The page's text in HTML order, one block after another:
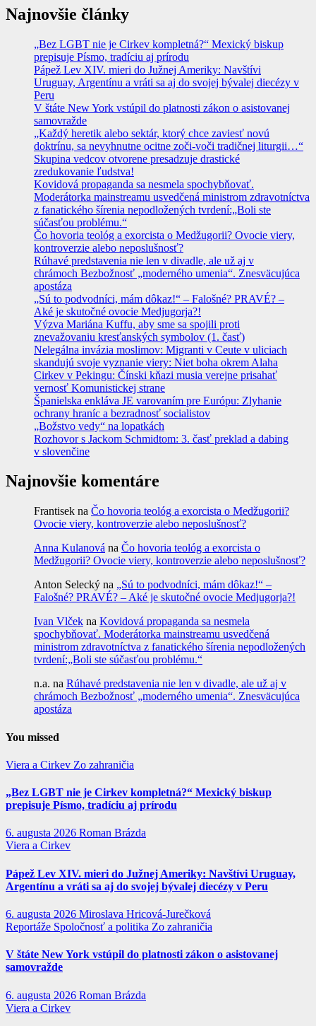
Najnovšie články
„Bez LGBT nie je Cirkev kompletná?“ Mexický biskup
prepisuje Písmo, tradíciu aj prírodu
Pápež Lev XIV. mieri do Južnej Ameriky: Navštívi
Uruguay, Argentínu a vráti sa aj do svojej bývalej diecézy v
Peru
V štáte New York vstúpil do platnosti zákon o asistovanej
samovražde
„Každý heretik alebo sektár, ktorý chce zaviesť novú
doktrínu, sa nevyhnutne ocitne zoči-voči tradičnej liturgii…“
Skupina vedcov otvorene presadzuje drastické
zredukovanie ľudstva!
Kovidová propaganda sa nesmela spochybňovať.
Moderátorka mainstreamu usvedčená ministrom zdravotníctva
z fanatického šírenia nepodložených tvrdení:„Boli ste
súčasťou problému.“
Čo hovoria teológ a exorcista o Medžugorii? Ovocie viery,
kontroverzie alebo neposlušnosť?
Rúhavé predstavenia nie len v divadle, ale už aj v
chrámoch Bezbožnosť „moderného umenia“. Znesväcujúca
apostáza
„Sú to podvodníci, mám dôkaz!“ – Falošné? PRAVÉ? –
Aké je skutočné ovocie Medjugorja?!
Výzva Mariána Kuffu, aby sme sa spojili proti
znevažovaniu kresťanských symbolov (1. časť)
Nelegálna invázia moslimov: Migranti v Ceute v uliciach
skandujú svoje vyznanie viery: Niet boha okrem Alaha
Cirkev v Pekingu: Čínski kňazi musia verejne prisahať
vernosť Komunistickej strane
Španielska enkláva JE varovaním pre Európu: Zlyhanie
ochrany hraníc a bezradnosť socialistov
„Božstvo vedy“ na lopatkách
Rozhovor s Jackom Schmidtom: 3. časť preklad a dabing
v slovenčine
Najnovšie komentáre
Frantisek na Čo hovoria teológ a exorcista o Medžugorii?
Ovocie viery, kontroverzie alebo neposlušnosť?
Anna Kulanová na Čo hovoria teológ a exorcista o
Medžugorii? Ovocie viery, kontroverzie alebo neposlušnosť?
Anton Selecký na „Sú to podvodníci, mám dôkaz!“ –
Falošné? PRAVÉ? – Aké je skutočné ovocie Medjugorja?!
Ivan Vlček na Kovidová propaganda sa nesmela
spochybňovať. Moderátorka mainstreamu usvedčená
ministrom zdravotníctva z fanatického šírenia nepodložených
tvrdení:„Boli ste súčasťou problému.“
n.a. na Rúhavé predstavenia nie len v divadle, ale už aj v
chrámoch Bezbožnosť „moderného umenia“. Znesväcujúca
apostáza
You missed
Viera a Cirkev Zo zahraničia
„Bez LGBT nie je Cirkev kompletná?“ Mexický biskup
prepisuje Písmo, tradíciu aj prírodu
6. augusta 2026 Roman Brázda
Viera a Cirkev
Pápež Lev XIV. mieri do Južnej Ameriky: Navštívi Uruguay,
Argentínu a vráti sa aj do svojej bývalej diecézy v Peru
6. augusta 2026 Miroslava Hricová-Jurečková
Reportáže Spoločnosť a politika Zo zahraničia
V štáte New York vstúpil do platnosti zákon o asistovanej
samovražde
6. augusta 2026 Roman Brázda
Viera a Cirkev